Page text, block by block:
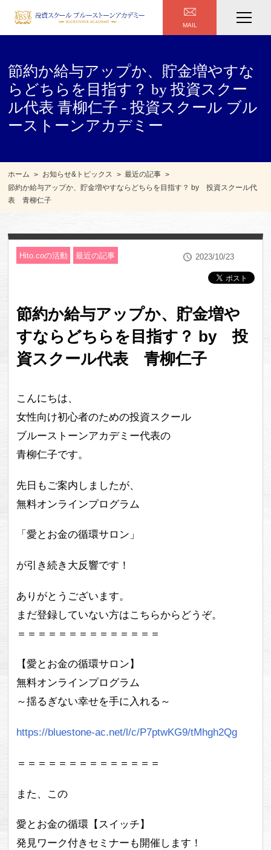
MAIL
節約か給与アップか、貯金増やすな
らどちらを目指す？ by 投資スクー
ル代表 青柳仁子 - 投資スクール ブル
ーストーンアカデミー
ホーム お知らせ&トピックス
最近の記事
節約か給与アップか、貯金増やすならどちらを目指す？ by 投資スクール代
表 青柳仁子
Hito.coの活動 最近の記事 2023/10/23
節約か給与アップか、貯金増や
すならどちらを目指す？ by 投
資スクール代表 青柳仁子
こんにちは、
女性向け初心者のための投資スクール
ブルーストーンアカデミー代表の
青柳仁子です。
先日もご案内しましたが、
無料オンラインプログラム
「愛とお金の循環サロン」
が引き続き大反響です！
ありがとうございます。
まだ登録していない方はこちらからどうぞ。
＝＝＝＝＝＝＝＝＝＝＝＝＝＝
【愛とお金の循環サロン】
無料オンラインプログラム
～揺るぎない幸せを手に入れる～
https://bluestone-ac.net/l/c/P7ptwKG9/tMhgh2Qg
＝＝＝＝＝＝＝＝＝＝＝＝＝＝
また、この
愛とお金の循環【スイッチ】
発見ワーク付きセミナーも開催します！